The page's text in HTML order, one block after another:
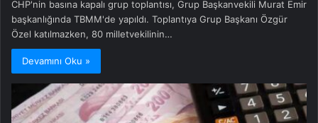
CHP'nin basına kapalı grup toplantısı, Grup Başkanvekili Murat Emir
başkanlığında TBMM'de yapıldı. Toplantıya Grup Başkanı Özgür
Özel katılmazken, 80 milletvekilinin…
Devamını Oku »